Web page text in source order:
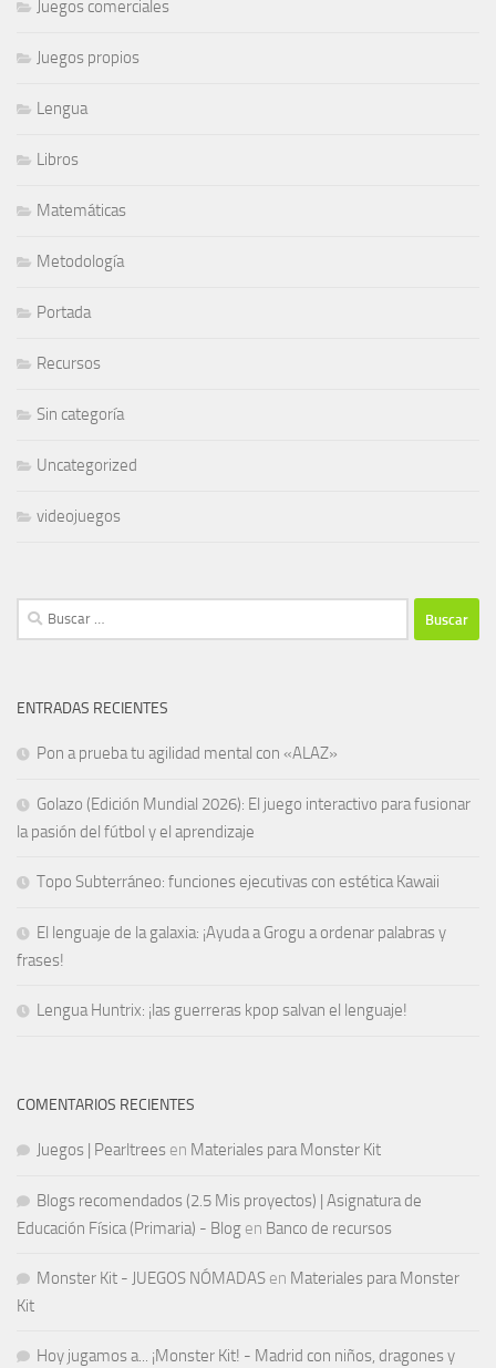
Juegos comerciales
Juegos propios
Lengua
Libros
Matemáticas
Metodología
Portada
Recursos
Sin categoría
Uncategorized
videojuegos
Buscar:
ENTRADAS RECIENTES
Pon a prueba tu agilidad mental con «ALAZ»
Golazo (Edición Mundial 2026): El juego interactivo para fusionar
la pasión del fútbol y el aprendizaje
Topo Subterráneo: funciones ejecutivas con estética Kawaii
El lenguaje de la galaxia: ¡Ayuda a Grogu a ordenar palabras y
frases!
Lengua Huntrix: ¡las guerreras kpop salvan el lenguaje!
COMENTARIOS RECIENTES
Juegos | Pearltrees en Materiales para Monster Kit
Blogs recomendados (2.5 Mis proyectos) | Asignatura de
Educación Física (Primaria) - Blog en Banco de recursos
Monster Kit - JUEGOS NÓMADAS en Materiales para Monster
Kit
Hoy jugamos a... ¡Monster Kit! - Madrid con niños, dragones y